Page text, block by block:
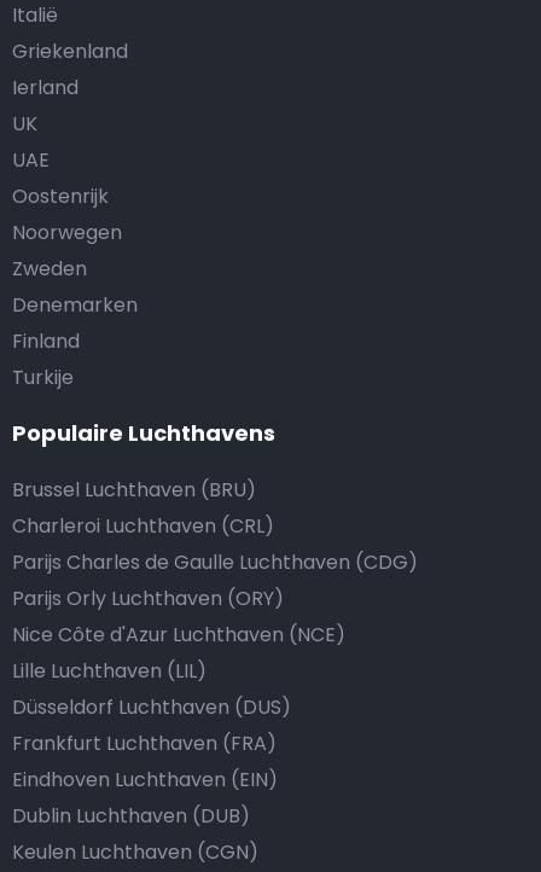
Italië
Griekenland
Ierland
UK
UAE
Oostenrijk
Noorwegen
Zweden
Denemarken
Finland
Turkije
Populaire Luchthavens
Brussel Luchthaven (BRU)
Charleroi Luchthaven (CRL)
Parijs Charles de Gaulle Luchthaven (CDG)
Parijs Orly Luchthaven (ORY)
Nice Côte d'Azur Luchthaven (NCE)
Lille Luchthaven (LIL)
Düsseldorf Luchthaven (DUS)
Frankfurt Luchthaven (FRA)
Eindhoven Luchthaven (EIN)
Dublin Luchthaven (DUB)
Keulen Luchthaven (CGN)